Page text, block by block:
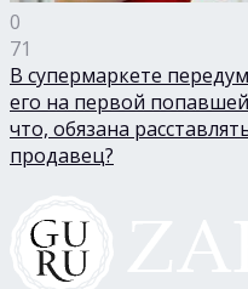
0
71
В супермаркете
его на первой
что, обязана
продавец?